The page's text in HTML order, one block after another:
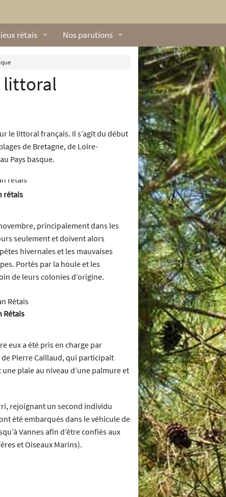
rétais
rétaise
Nos parutions
Vidéos naturalistes de Ré Nature
littoral
le littoral français. Il s’agit du début
de Bretagne, de Loire-
Pays basque.
rétais
principalement dans les
seulement et doivent alors
hivernales et les mauvaises
Portés par la houle et les
de leurs colonies d’origine.
Rétais
eux a été pris en charge par
de Pierre Caillaud, qui participait
plaie au niveau d’une palmure et
rejoignant un second individu
été embarqués dans le véhicule de
Vannes afin d’être confiés aux
et Oiseaux Marins).